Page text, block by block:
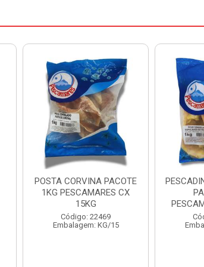
PESCADINHA ESPALMADA
PACOTE1KG
PESCAMARES CX 15KG
Código: 22472
Embalagem: KG/15
FILE DE